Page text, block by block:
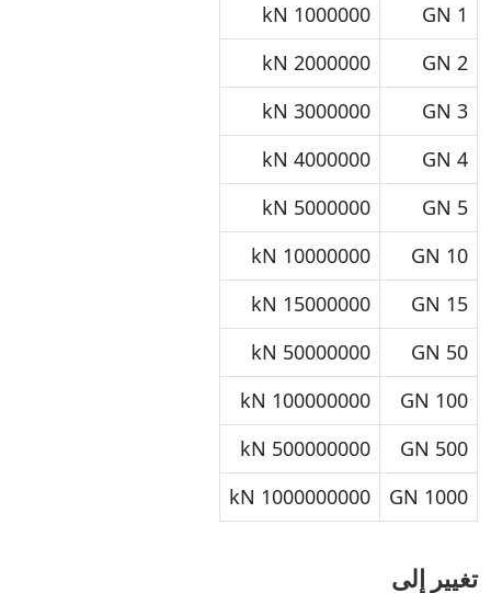
1 GN
1000000 kN
2 GN
2000000 kN
3 GN
3000000 kN
4 GN
4000000 kN
5 GN
5000000 kN
10 GN
10000000 kN
15 GN
15000000 kN
50 GN
50000000 kN
100 GN
100000000 kN
500 GN
500000000 kN
1000 GN
1000000000 kN
تغيير إلى